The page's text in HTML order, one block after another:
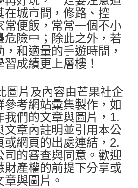
在城市間，修路、控
常便飯，常常一個不小
危險中；除此之外，若
和適量的手遊時間，
成績更上層樓！
圖片及內容由芒果社企
參考網站彙集製作，如
我們的文章與圖片，1.
文章內註明並引用本公
或網頁的出處連結，2.
司的審查與同意。歡迎
財產權的前提下分享或
與圖片。